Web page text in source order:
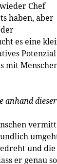
Chef
haben, aber
es eine
mit
anhand dieser
und die
er genau so